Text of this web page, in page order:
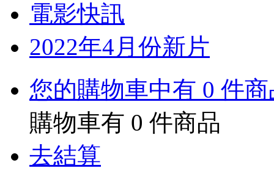
電影快訊
2022年4月份新片
您的購物車中有 0 件
購物車有 0 件商品
去結算